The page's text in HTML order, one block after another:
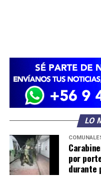
LO
por
durante